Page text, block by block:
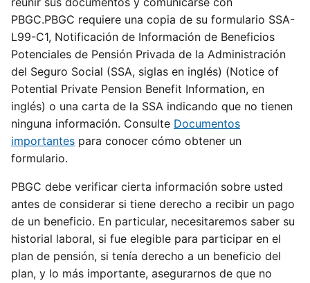
PBGC.PBGC requiere una copia de su formulario SSA-
L99-C1, Notificación de Información de Beneficios
Potenciales de Pensión Privada de la Administración
del Seguro Social (SSA, siglas en inglés) (Notice of
Potential Private Pension Benefit Information, en
inglés) o una carta de la SSA indicando que no tienen
ninguna información. Consulte Documentos
importantes para conocer cómo obtener un
formulario.
PBGC debe verificar cierta información sobre usted
antes de considerar si tiene derecho a recibir un pago
de un beneficio. En particular, necesitaremos saber su
historial laboral, si fue elegible para participar en el
plan de pensión, si tenía derecho a un beneficio del
plan, y lo más importante, asegurarnos de que no